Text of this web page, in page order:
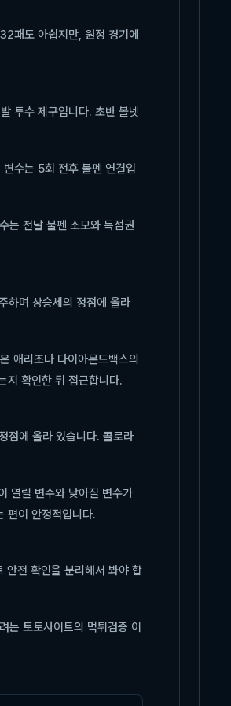
패도 아쉽지만, 원정 경기에
투수 제구입니다. 초반 볼넷
수는 5회 전후 불펜 연결입
는 전날 불펜 소모와 득점권
하며 상승세의 정점에 올라
애리조나 다이아몬드백스의
지 확인한 뒤 접근합니다.
점에 올라 있습니다. 콜로라
열릴 변수와 낮아질 변수가
편이 안정적입니다.
안전 확인을 분리해서 봐야 합
토토사이트의 먹튀검증 이